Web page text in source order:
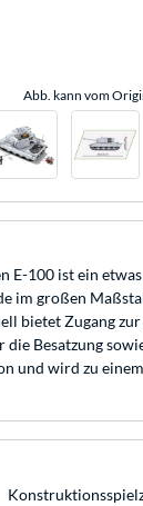
Abb. kann vom
E-100 ist ein
im großen
bietet Zugang
die Besatzung
und wird zu